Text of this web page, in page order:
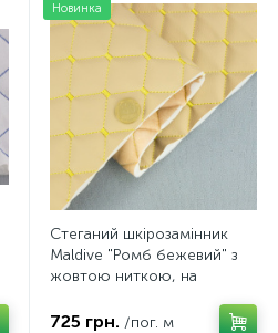
Новинка
Стеганий шкірозамінник
Maldive "Ромб бежевий" з
жовтою ниткою, на
ширина 1,35м Туреччина
725 грн. /пог. м